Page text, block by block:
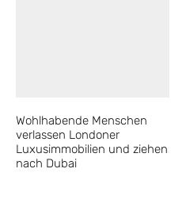
Wohlhabende Menschen
verlassen Londoner
Luxusimmobilien und ziehen
nach Dubai